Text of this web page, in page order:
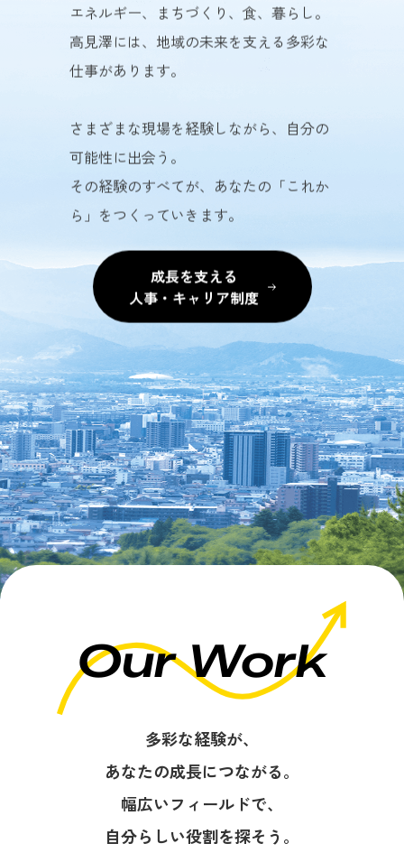
エネルギー、まちづくり、食、暮らし。
高見澤には、地域の未来を支える多彩な
仕事があります。
さまざまな現場を経験しながら、自分の
可能性に出会う。
その経験のすべてが、あなたの「これか
ら」をつくっていきます。
成長を支える
人事・キャリア制度
Our Work
多彩な経験が、
あなたの成長につながる。
幅広いフィールドで、
自分らしい役割を探そう。